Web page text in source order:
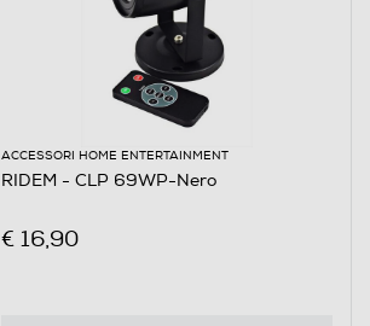
ACCESSORI HOME ENTERTAINMENT
RIDEM - CLP 69WP-Nero
€ 16,90